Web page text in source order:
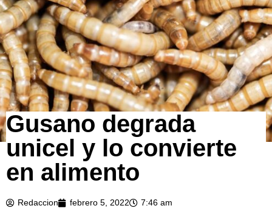
Gusano degrada
unicel y lo convierte
en alimento
Redaccion febrero 5, 2022 7:46 am